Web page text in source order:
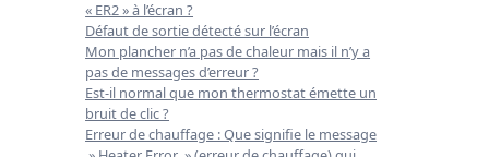
« ER2 » à l’écran ?
Défaut de sortie détecté sur l’écran
Mon plancher n’a pas de chaleur mais il n’y a
pas de messages d’erreur ?
Est-il normal que mon thermostat émette un
bruit de clic ?
Erreur de chauffage : Que signifie le message